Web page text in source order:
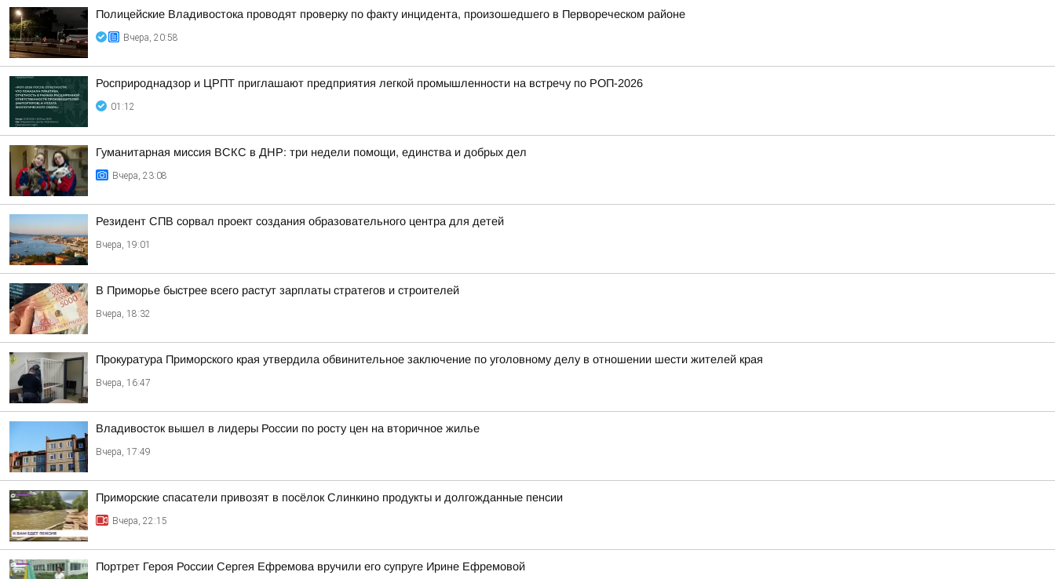
Полицейские Владивостока проводят проверку по факту инцидента, произошедшего в Первореческом районе
Вчера, 20:58
Росприроднадзор и ЦРПТ приглашают предприятия легкой промышленности на встречу по РОП-2026
01:12
Гуманитарная миссия ВСКС в ДНР: три недели помощи, единства и добрых дел
Вчера, 23:08
Резидент СПВ сорвал проект создания образовательного центра для детей
Вчера, 19:01
В Приморье быстрее всего растут зарплаты стратегов и строителей
Вчера, 18:32
Прокуратура Приморского края утвердила обвинительное заключение по уголовному делу в отношении шести жителей края
Вчера, 16:47
Владивосток вышел в лидеры России по росту цен на вторичное жилье
Вчера, 17:49
Приморские спасатели привозят в посёлок Слинкино продукты и долгожданные пенсии
Вчера, 22:15
Портрет Героя России Сергея Ефремова вручили его супруге Ирине Ефремовой